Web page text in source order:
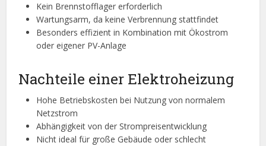
Kein Brennstofflager erforderlich
Wartungsarm, da keine Verbrennung stattfindet
Besonders effizient in Kombination mit Ökostrom
oder eigener PV-Anlage
Nachteile einer Elektroheizung
Hohe Betriebskosten bei Nutzung von normalem
Netzstrom
Abhängigkeit von der Strompreisentwicklung
Nicht ideal für große Gebäude oder schlecht